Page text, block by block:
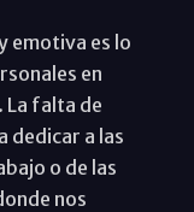
emotiva es lo
en
La falta de
dedicar a las
o de las
nos